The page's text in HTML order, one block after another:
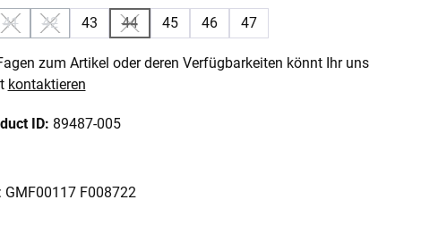
41
(Diese Option ist zurzeit nicht verfügbar.)
42
(Diese Option ist zurzeit nicht verfügbar.)
43 44
(Diese Option ist zurzeit nicht verfügbar.)
45 46 47
zum Artikel oder deren Verfügbarkeiten könnt Ihr uns
kontaktieren
ID: 89487-005
GMF00117 F008722